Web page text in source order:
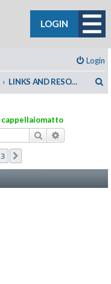
LOGIN
Login
LINKS AND RESOURCES
cappellaiomatto
Cerca
3